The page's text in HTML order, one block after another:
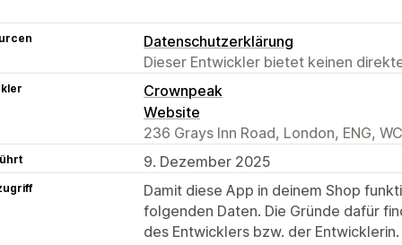
Datenschutzerklärung
Dieser Entwickler bietet keinen
Crownpeak
Website
236 Grays Inn Road, London, ENG,
9. Dezember 2025
Damit diese App in deinem Shop
folgenden Daten. Die Gründe dafür
des Entwicklers bzw. der Entwicklerin.